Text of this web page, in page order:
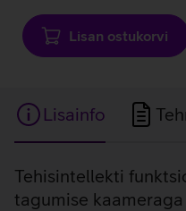
Lisan ostukorvi
Lisainfo
Lisainfo
Tehisintellekti
tagumise